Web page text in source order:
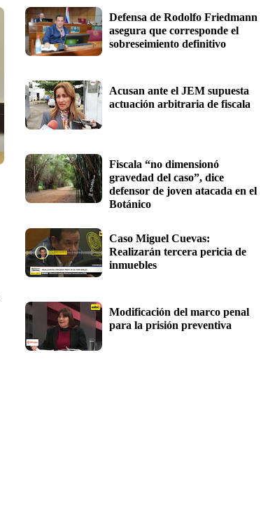
Defensa de Rodolfo Friedmann
asegura que corresponde el
Acusan ante el JEM supuesta
actuación arbitraria de fiscala
Fiscala “no dimensionó
gravedad del caso”, dice
defensor de joven atacada en el
Botánico
Caso Miguel Cuevas:
Realizarán tercera pericia de
inmuebles
Modificación del marco penal
para la prisión preventiva